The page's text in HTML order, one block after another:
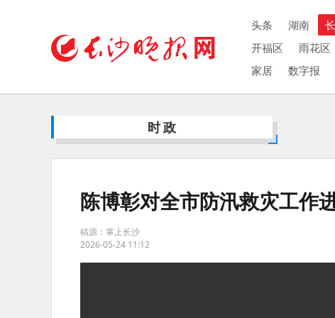
头条 湖南
开福区
雨花区
家居
数字报
时政
陈博彰对全市防汛救灾工作
稿源：掌上长沙
2026-05-24 11:12